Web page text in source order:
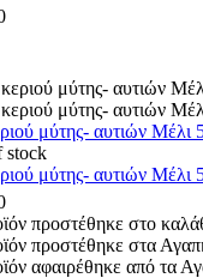
μύτης- αυτιών
stock
μύτης- αυτιών
προστέθηκε στο
προστέθηκε στα
αφαιρέθηκε από τα